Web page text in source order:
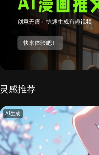
灵感推荐
AI生成